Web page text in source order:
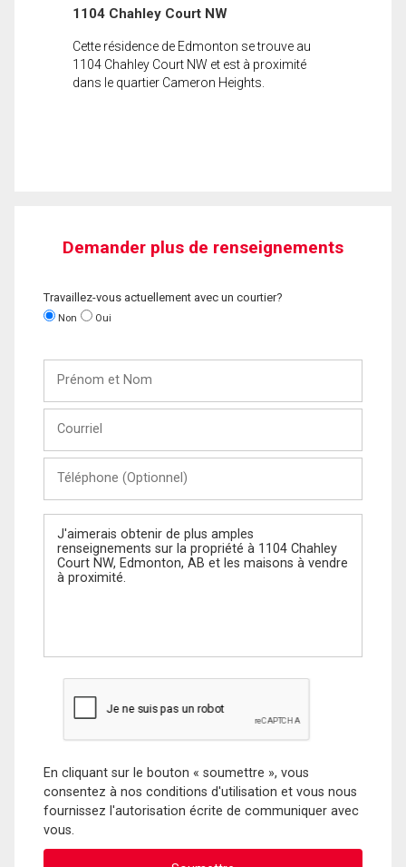
1104 Chahley Court NW
Cette résidence de Edmonton se trouve au
1104 Chahley Court NW et est à proximité
dans le quartier Cameron Heights.
Demander plus de renseignements
Travaillez-vous actuellement avec un courtier?
Non Oui
Nom
(Optionnel)
Message
En cliquant sur le bouton « soumettre », vous
consentez à nos conditions d'utilisation et vous nous
fournissez l'autorisation écrite de communiquer avec
vous.